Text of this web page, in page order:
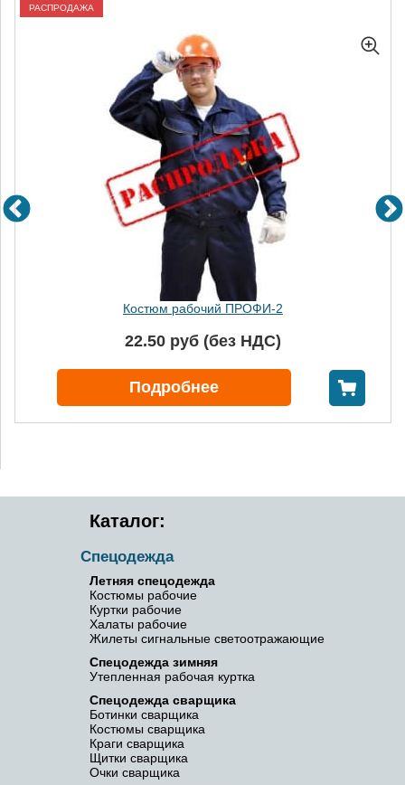
РАСПРОДАЖА
Костюм зимний Стимул-2 СОП
91.40 руб (без НДС)
Подробнее
Каталог:
Спецодежда
Летняя спецодежда
Костюмы рабочие
Куртки рабочие
Халаты рабочие
Жилеты сигнальные светоотражающие
Спецодежда зимняя
Утепленная рабочая куртка
Спецодежда сварщика
Ботинки сварщика
Костюмы сварщика
Краги сварщика
Щитки сварщика
Очки сварщика